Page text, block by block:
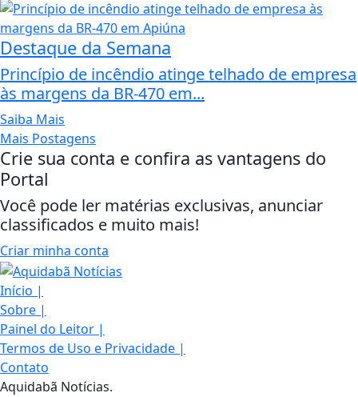
Destaque da Semana
Princípio de incêndio atinge telhado de empresa
às margens da BR-470 em...
Saiba Mais
Mais Postagens
Crie sua conta e confira as vantagens do
Portal
Você pode ler matérias exclusivas, anunciar
classificados e muito mais!
Criar minha conta
Início |
Sobre |
Painel do Leitor |
Termos de Uso e Privacidade |
Contato
Aquidabã Notícias.